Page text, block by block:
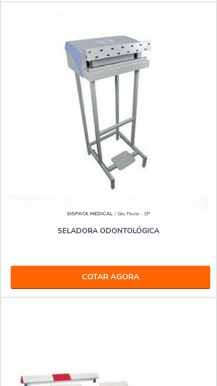
SISPACK MEDICAL / São Paulo - SP
SELADORA ODONTOLÓGICA
COTAR AGORA